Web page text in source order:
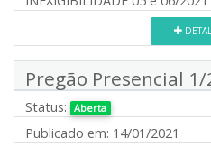
Pregão Presencial 1/
Status: Aberta
Publicado em: 14/01/2021